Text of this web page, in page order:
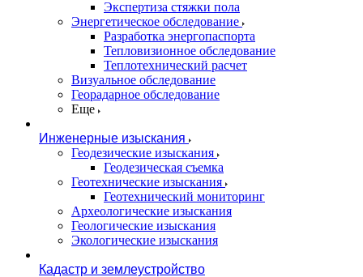
Экспертиза стяжки пола
Энергетическое обследование
Разработка энергопаспорта
Тепловизионное обследование
Теплотехнический расчет
Визуальное обследование
Георадарное обследование
Еще
Инженерные изыскания
Геодезические изыскания
Геодезическая съемка
Геотехнические изыскания
Геотехнический мониторинг
Археологические изыскания
Геологические изыскания
Экологические изыскания
Кадастр и землеустройство